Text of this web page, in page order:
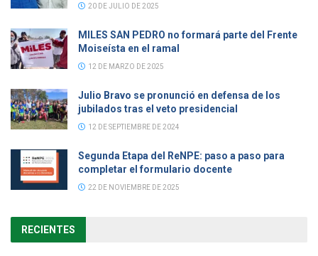
20 DE JULIO DE 2025
MILES SAN PEDRO no formará parte del Frente
Moiseísta en el ramal
12 DE MARZO DE 2025
Julio Bravo se pronunció en defensa de los
jubilados tras el veto presidencial
12 DE SEPTIEMBRE DE 2024
Segunda Etapa del ReNPE: paso a paso para
completar el formulario docente
22 DE NOVIEMBRE DE 2025
RECIENTES